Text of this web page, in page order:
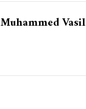
Muhammed Vasil